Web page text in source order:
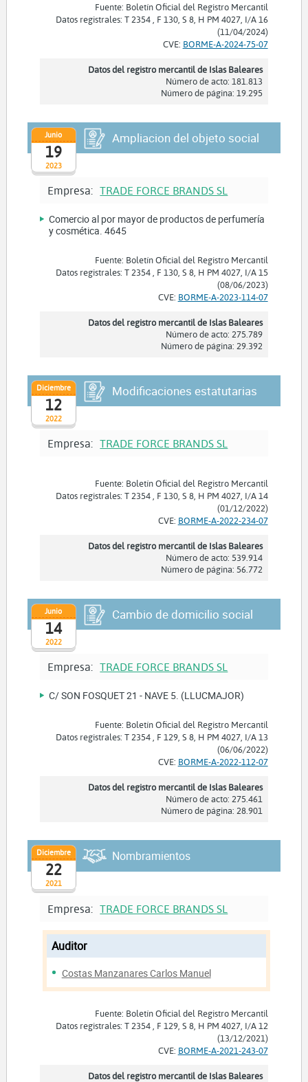
Fuente: Boletín Oficial del Registro Mercantil
Datos registrales: T 2354 , F 130, S 8, H PM 4027, I/A 16
(11/04/2024)
CVE: BORME-A-2024-75-07
Datos del registro mercantil de Islas Baleares
Número de acto: 181.813
Número de página: 19.295
2023
Junio
19
Ampliacion del objeto social
Empresa: TRADE FORCE BRANDS SL
Comercio al por mayor de productos de perfumería
y cosmética. 4645
Fuente: Boletín Oficial del Registro Mercantil
Datos registrales: T 2354 , F 130, S 8, H PM 4027, I/A 15
(08/06/2023)
CVE: BORME-A-2023-114-07
Datos del registro mercantil de Islas Baleares
Número de acto: 275.789
Número de página: 29.392
2022
Diciembre
12
Modificaciones estatutarias
Empresa: TRADE FORCE BRANDS SL
Fuente: Boletín Oficial del Registro Mercantil
Datos registrales: T 2354 , F 130, S 8, H PM 4027, I/A 14
(01/12/2022)
CVE: BORME-A-2022-234-07
Datos del registro mercantil de Islas Baleares
Número de acto: 539.914
Número de página: 56.772
2022
Junio
14
Cambio de domicilio social
Empresa: TRADE FORCE BRANDS SL
C/ SON FOSQUET 21 - NAVE 5. (LLUCMAJOR)
Fuente: Boletín Oficial del Registro Mercantil
Datos registrales: T 2354 , F 129, S 8, H PM 4027, I/A 13
(06/06/2022)
CVE: BORME-A-2022-112-07
Datos del registro mercantil de Islas Baleares
Número de acto: 275.461
Número de página: 28.901
2021
Diciembre
22
Nombramientos
Empresa: TRADE FORCE BRANDS SL
Auditor
Costas Manzanares Carlos Manuel
Fuente: Boletín Oficial del Registro Mercantil
Datos registrales: T 2354 , F 129, S 8, H PM 4027, I/A 12
(13/12/2021)
CVE: BORME-A-2021-243-07
Datos del registro mercantil de Islas Baleares